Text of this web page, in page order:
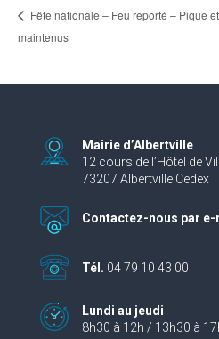
Fête nationale – Feu reporté – Pique
maintenus
Mairie d’Albertville
12 cours de l’Hôtel de
73207 Albertville Cedex
Contactez-nous par e-
Tél. 04 79 10 43 00
Lundi au jeudi
8h30 à 12h / 13h30 à